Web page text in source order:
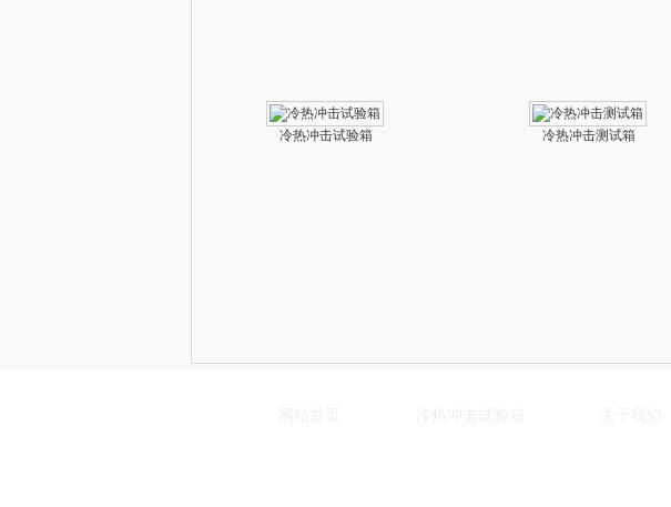
冷热冲击试验箱 冷热冲击测试箱